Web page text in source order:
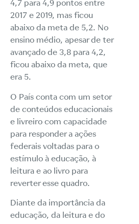
4,7 para 4,9 pontos entre
2017 e 2019, mas ficou
abaixo da meta de 5,2. No
ensino médio, apesar de ter
avançado de 3,8 para 4,2,
ficou abaixo da meta, que
era 5.
O País conta com um setor
de conteúdos educacionais
e livreiro com capacidade
para responder a ações
federais voltadas para o
estímulo à educação, à
leitura e ao livro para
reverter esse quadro.
Diante da importância da
educação, da leitura e do